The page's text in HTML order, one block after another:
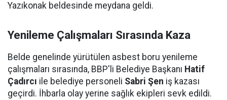
Yazıkonak beldesinde meydana geldi.
Yenileme Çalışmaları Sırasında Kaza
Belde genelinde yürütülen asbest boru yenileme
çalışmaları sırasında, BBP'li Belediye Başkanı Hatif
Çadırcı ile belediye personeli Sabri Şen iş kazası
geçirdi. İhbarla olay yerine sağlık ekipleri sevk edildi.